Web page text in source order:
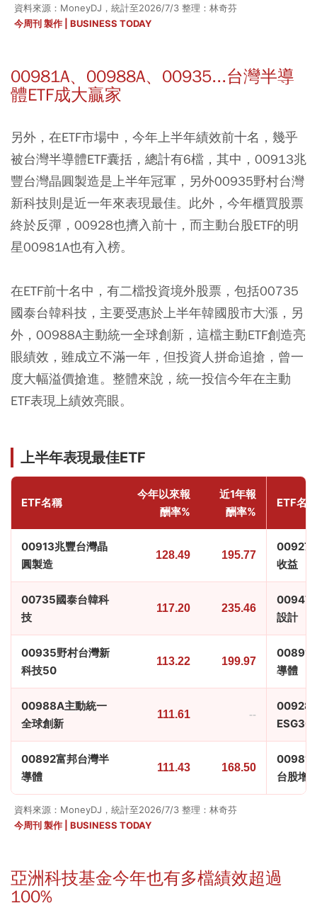
資料來源：MoneyDJ，統計至2026/7/3 整理：林奇芬
今周刊 製作 | BUSINESS TODAY
00981A、00988A、00935...台灣半導
體ETF成大贏家
另外，在ETF市場中，今年上半年績效前十名，幾乎
被台灣半導體ETF囊括，總計有6檔，其中，00913兆
豐台灣晶圓製造是上半年冠軍，另外00935野村台灣
新科技則是近一年來表現最佳。此外，今年櫃買股票
終於反彈，00928也擠入前十，而主動台股ETF的明
星00981A也有入榜。
在ETF前十名中，有二檔投資境外股票，包括00735
國泰台韓科技，主要受惠於上半年韓國股市大漲，另
外，00988A主動統一全球創新，這檔主動ETF創造亮
眼績效，雖成立不滿一年，但投資人拼命追搶，曾一
度大幅溢價搶進。整體來說，統一投信今年在主動
ETF表現上績效亮眼。
上半年表現最佳ETF
ETF名稱
今年以來報
酬率%
近1年報
酬率%
ETF名稱
00913兆豐台灣晶
圓製造
128.49 195.77
00927
收益
00735國泰台韓科
技
117.20 235.46
00947
設計
00935野村台灣新
科技50
113.22 199.97
00891
導體
00988A主動統一
全球創新
111.61 --
00928
ESG30
00892富邦台灣半
導體
111.43 168.50
台股增
資料來源：MoneyDJ，統計至2026/7/3 整理：林奇芬
今周刊 製作 | BUSINESS TODAY
亞洲科技基金今年也有多檔績效超過
100%